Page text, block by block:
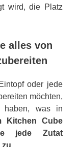
wird, die Platz
alles von
oder jede
möchten,
haben, was in
Kitchen Cube
jede Zutat